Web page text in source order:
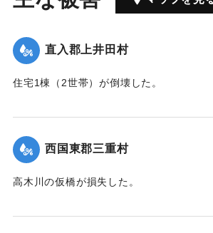
直入郡上井田村
住宅1棟（2世帯）が倒壊した。
｜固有コード: 00480029
西国東郡三重村
高木川の仮橋が損失した。